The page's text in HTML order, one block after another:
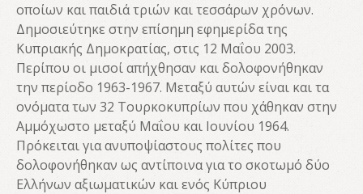
οποίων και παιδιά τριών και τεσσάρων χρόνων.
Δημοσιεύτηκε στην επίσημη εφημερίδα της
Κυπριακής Δημοκρατίας, στις 12 Μαΐου 2003.
Περίπου οι μισοί απήχθησαν και δολοφονήθηκαν
την περίοδο 1963-1967. Μεταξύ αυτών είναι και τα
ονόματα των 32 Τουρκοκυπρίων που χάθηκαν στην
Αμμόχωστο μεταξύ Μαΐου και Ιουνίου 1964.
Πρόκειται για ανυποψίαστους πολίτες που
δολοφονήθηκαν ως αντίποινα για το σκοτωμό δύο
Ελλήνων αξιωματικών και ενός Κύπριου